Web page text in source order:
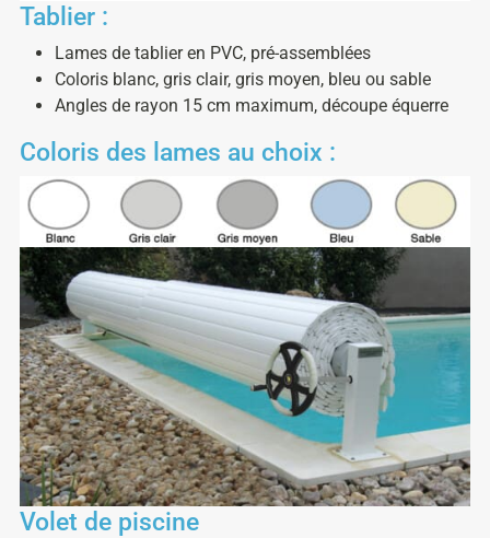
Tablier :
Lames de tablier en PVC, pré-assemblées
Coloris blanc, gris clair, gris moyen, bleu ou sable
Angles de rayon 15 cm maximum, découpe équerre
Coloris des lames au choix :
Volet de piscine